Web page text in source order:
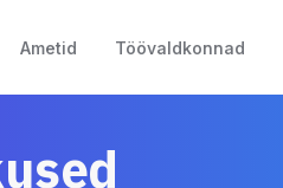
Ametid Töövaldkonnad